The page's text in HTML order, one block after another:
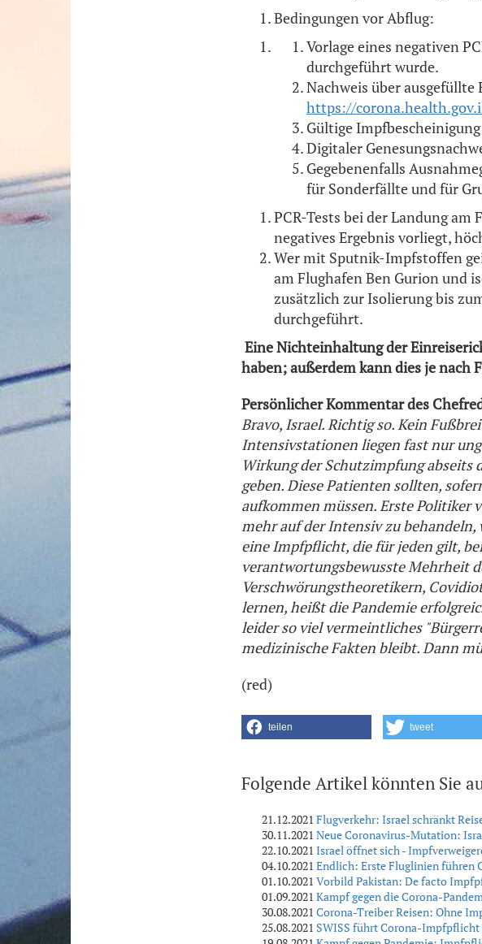
Bedingungen vor Abflug:
Vorlage eines negativen
durchgeführt wurde.
Nachweis über
https://
Gültige
Digitaler
Gegebenenfalls
für Sonderfällte und für
PCR-Tests bei der Landung
negatives Ergebnis vorliegt,
Wer mit Sputnik-Impfstoffen
am Flughafen Ben Gurion und
zusätzlich zur Isolierung bis
durchgeführt.
Eine Nichteinhaltung der
haben; außerdem kann dies je nach
Persönlicher Kommentar des
Bravo, Israel. Richtig so. Kein
Intensivstationen liegen fast nur
Wirkung der Schutzimpfung abseits
geben. Diese Patienten sollten,
aufkommen müssen. Erste
mehr auf der Intensiv zu behandeln,
eine Impfpflicht, die für jeden gilt,
verantwortungsbewusste Mehrheit
Verschwörungstheoretikern,
lernen, heißt die Pandemie
leider so viel vermeintliches
medizinische Fakten bleibt. Dann
(red)
teilen tweet
Folgende Artikel könnten Sie
21.12.2021 Flugverkehr: Israel schränkt
30.11.2021 Neue Coronavirus-Mutation:
22.10.2021 Israel öffnet sich -
04.10.2021 Endlich: Erste Fluglinien führen
01.10.2021 Vorbild Pakistan: De facto
01.09.2021 Kampf gegen die Corona-
30.08.2021 Corona-Treiber Reisen: Ohne
25.08.2021 SWISS führt Corona-Impfpflicht